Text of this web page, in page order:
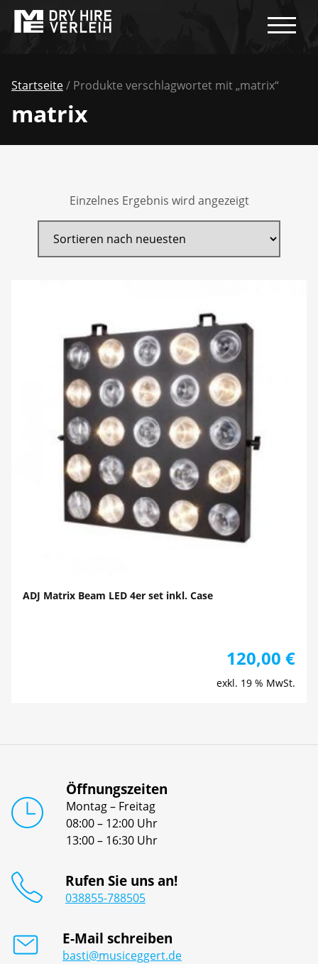
Startseite/ Produkte verschlagwortet mit „matrix“
matrix
Einzelnes Ergebnis wird angezeigt
ADJ Matrix Beam LED 4er set inkl. Case
120,00 €
exkl. 19 % MwSt.
Öffnungszeiten
Montag – Freitag
08:00 – 12:00 Uhr
13:00 – 16:30 Uhr
Rufen Sie uns an!
038855-788505
E-Mail schreiben
basti@musiceggert.de